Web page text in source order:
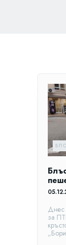
Днес
за